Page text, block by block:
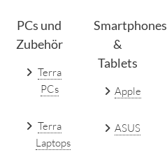
PCs und
Zubehör
Terra
PCs
Terra
Laptops
Smartphones
&
Tablets
Apple
ASUS